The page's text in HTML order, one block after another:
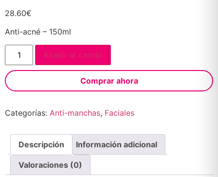
28.60€
Anti-acné – 150ml
Añadir al carrito
Comprar ahora
Categorías: Anti-manchas, Faciales
Descripción Información adicional
Valoraciones (0)